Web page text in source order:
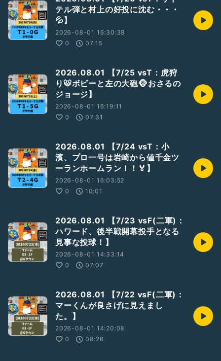
⑤声日記
zaboのマイクブルペン
▼
https://listen.style/p/zabo06/czqzuiie
GiantsCastアーカイブ(年一更新)
▼
https://podcasts.apple.com/jp/podcast/giantscast%E3%
82%A2%E3%83%BC%E3%82%AB%E3%82%A4%E3%83%
96/id1743613308
テル弾と村上の好投に沈む・・・
💦】
2026-08-01 16:30:38
0
07:15
2026.08.01 【7/25 vsT：虎狩
り🐯ボビーと左の大砲🐵おさるの
ジョージ】
2026-08-01 16:19:11
0
07:31
2026.08.01 【7/24 vsT：小
濱、プロ一号は岩崎から値千金ツ
ーランホームラン！！🏅】
2026-08-01 16:03:52
0
10:01
2026.08.01 【7/23 vsF(二軍)：
ハワード、後半戦開幕投手となる
見事な投球！】
2026-08-01 14:33:14
0
07:07
2026.08.01 【7/22 vsF(二軍)：
マーくんが良さげに見えまし
た。】
2026-08-01 14:20:08
0
08:26